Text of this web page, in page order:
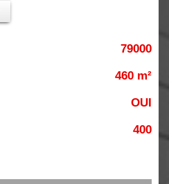
79000
460 m²
OUI
400